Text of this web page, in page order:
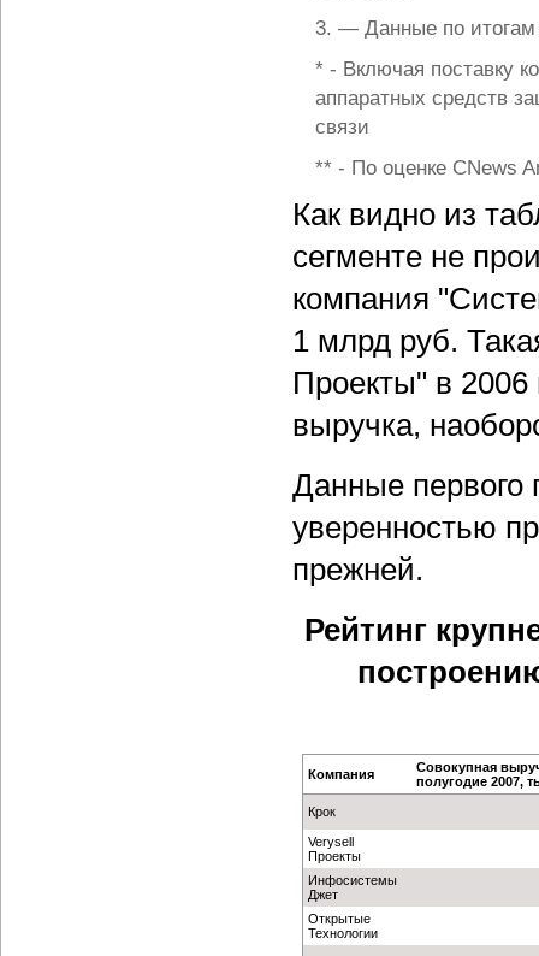
3. — Данные по итогам
* - Включая поставку
аппаратных средств
связи
** - По оценке CNews
Как видно из
сегменте не
компания
1 млрд руб.
Проекты" в 2006
выручка,
Данные первого
уверенностью
прежней.
Рейтинг
Компания
Совокупная
полугодие 2007,
Крок
Verysell
Проекты
Инфосистемы
Джет
Открытые
Технологии